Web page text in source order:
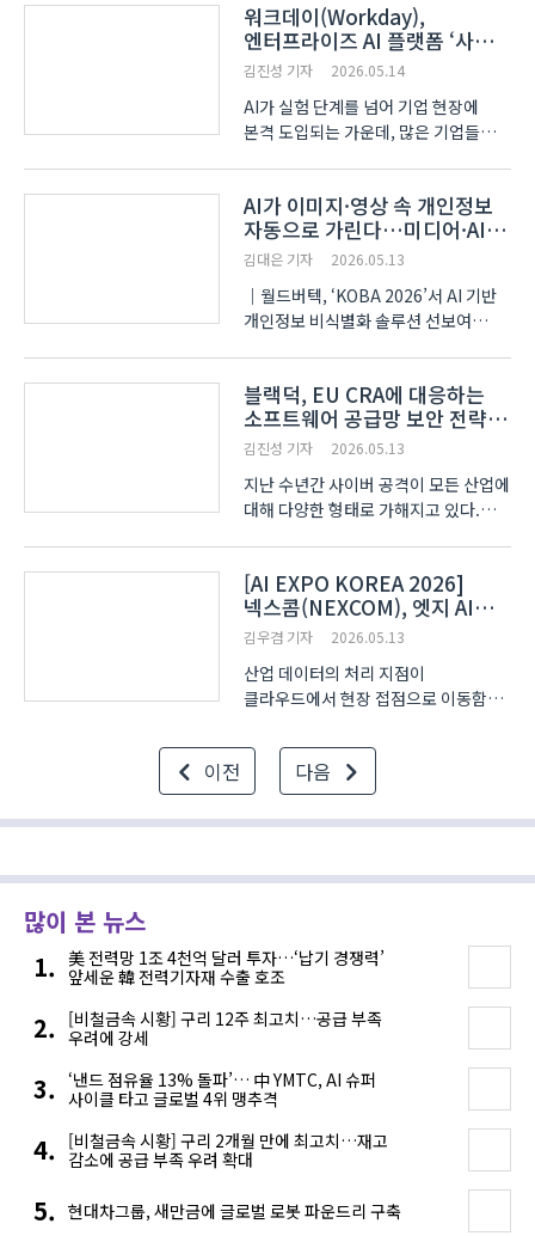
DSS선행영업그룹 파트장은 14일 서울
삼성동 코엑스에서 열린 ‘데이터센터
컨퍼런스’에서 플랙트그룹(F..
워크데이(Workday),
엔터프라이즈 AI 플랫폼 ‘사나
(Sana)’ 공개
김진성 기자 2026.05.14
AI가 실험 단계를 넘어 기업 현장에
본격 도입되는 가운데, 많은 기업들이
시스템을 구축하고 있다. 그러나 이
방식은 초기 실험에는 유효하지만, 핵심
시스템에 적용할 경우 ..
AI가 이미지·영상 속 개인정보
자동으로 가린다…미디어·AI
산업 수요 겨냥
김대은 기자 2026.05.13
｜월드버텍, ‘KOBA 2026’서 AI 기반
개인정보 비식별화 솔루션 선보여
비식별화하는 솔루션이 ‘KOBA
2026(제34회 국제 방송·미디어·음향·
조명 전시회, 코바)’에서 소개됐다.
소프..
블랙덕, EU CRA에 대응하는
소프트웨어 공급망 보안 전략
공개
김진성 기자 2026.05.13
지난 수년간 사이버 공격이 모든 산업에
대해 다양한 형태로 가해지고 있다.
입장에서는 이에 대한 보안 체계를
마련하는 것에 대해 아직까지도 인색한
행보를 보이고 있는 것이 ..
[AI EXPO KOREA 2026]
넥스콤(NEXCOM), 엣지 AI
컴퓨팅 기반 산업별 지능화
김우겸 기자 2026.05.13
산업 데이터의 처리 지점이
클라우드에서 현장 접점으로 이동함에
넥스콤(NEXCOM)이 하드웨어 기반의
엣지 AI 솔루션을 공개했다. 넥스콤은
5월 6일부터 8일까지 서울 코엑스
(COEX)에서 열린 ‘AI EXPO KOR..
이전 다음
많이 본 뉴스
美 전력망 1조 4천억 달러 투자…‘납기 경쟁력’
앞세운 韓 전력기자재 수출 호조
[비철금속 시황] 구리 12주 최고치…공급 부족
우려에 강세
‘낸드 점유율 13% 돌파’… 中 YMTC, AI 슈퍼
사이클 타고 글로벌 4위 맹추격
[비철금속 시황] 구리 2개월 만에 최고치…재고
감소에 공급 부족 우려 확대
현대차그룹, 새만금에 글로벌 로봇 파운드리 구축